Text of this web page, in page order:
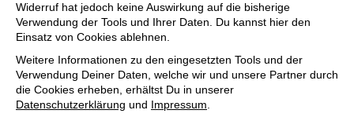
Widerruf hat jedoch keine Auswirkung auf die bisherige
Verwendung der Tools und Ihrer Daten. Du kannst hier den
Einsatz von Cookies ablehnen.
Weitere Informationen zu den eingesetzten Tools und der
Verwendung Deiner Daten, welche wir und unsere Partner durch
die Cookies erheben, erhältst Du in unserer
Datenschutzerklärung und Impressum.